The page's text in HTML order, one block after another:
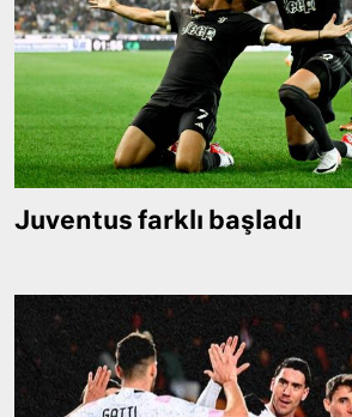
Juventus farklı başladı